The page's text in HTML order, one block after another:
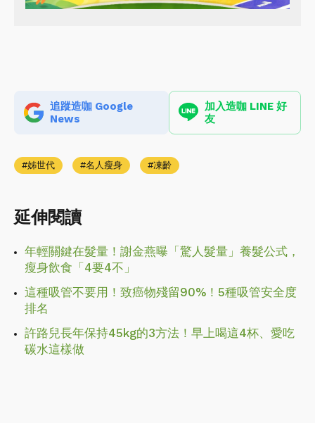
追蹤造咖 Google
News
加入造咖 LINE 好
友
姊世代 名人瘦身 凍齡
延伸閱讀
年輕關鍵在髮量！謝金燕曝「驚人髮量」養髮公式，
瘦身飲食「4要4不」
這種吸管不要用！致癌物殘留90%！5種吸管安全度
排名
許路兒長年保持45kg的3方法！早上喝這4杯、愛吃
碳水這樣做